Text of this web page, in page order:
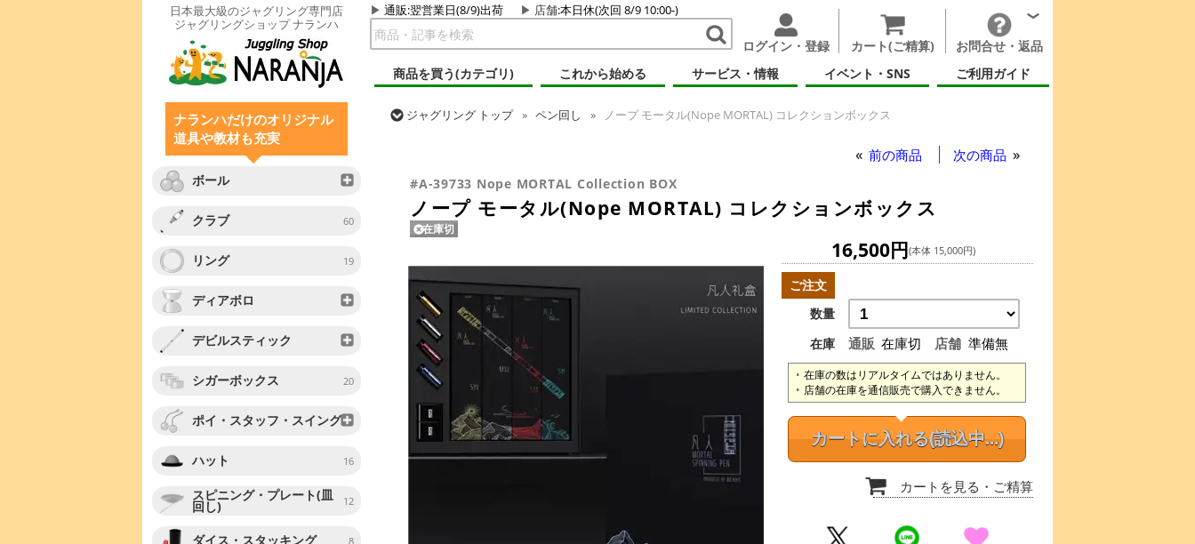
日本最大級のジャグリング専門店
ジャグリングショップ ナランハ
通販:翌営業日(8/9)出荷 店舗:本日休(次回 8/9 10:00-)
ログイン・登録 カート(ご精算)
お問合せ・返品
商品を買う(カテゴリ)
これから始める サービス・情報 イベント・SNS ご利用ガイド
ナランハだけのオリジナル
道具や教材も充実
ボール
クラブ 60
リング 19
ディアボロ
デビルスティック
シガーボックス 20
ポイ・スタッフ・スイング
ハット 16
スピニング・プレート(皿
回し) 12
ダイス・スタッキング 8
ジャグリング トップ ペン回し
ノープ モータル(Nope MORTAL) コレクションボックス
前の商品 次の商品
#A-39733 Nope MORTAL Collection BOX
ノープ モータル(Nope MORTAL) コレクションボックス
在庫切
16,500円(本体 15,000円)
ご注文
数量
在庫
通販 在庫切 店舗 準備無
在庫の数はリアルタイムではありません。
店舗の在庫を通信販売で購入できません。
カートに入れる(読込中...)
カートを見る ・ご精算